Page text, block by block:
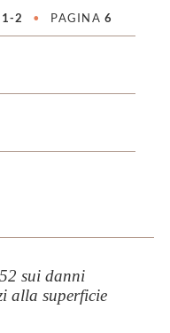
1-2 • PAGINA6
sui danni
alla superficie